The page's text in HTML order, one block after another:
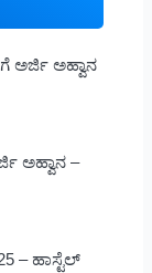
ಅರ್ಜಿ ಅಹ್ವಾನ
ಅಹ್ವಾನ –
– ಹಾಸ್ಟೆಲ್